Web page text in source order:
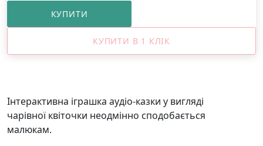
КУПИТИ
КУПИТИ В 1 КЛІК
Інтерактивна іграшка аудіо-казки у вигляді
чарівної квіточки неодмінно сподобається
малюкам.